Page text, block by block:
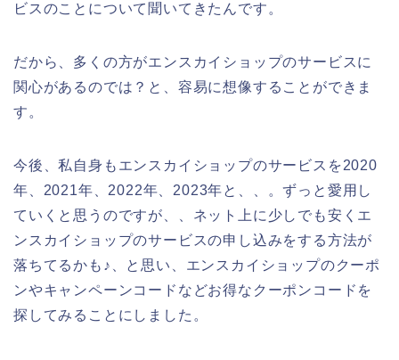
ビスのことについて聞いてきたんです。
だから、多くの方がエンスカイショップのサービスに
関心があるのでは？と、容易に想像することができま
す。
今後、私自身もエンスカイショップのサービスを2020
年、2021年、2022年、2023年と、、。ずっと愛用し
ていくと思うのですが、、ネット上に少しでも安くエ
ンスカイショップのサービスの申し込みをする方法が
落ちてるかも♪、と思い、エンスカイショップのクーポ
ンやキャンペーンコードなどお得なクーポンコードを
探してみることにしました。